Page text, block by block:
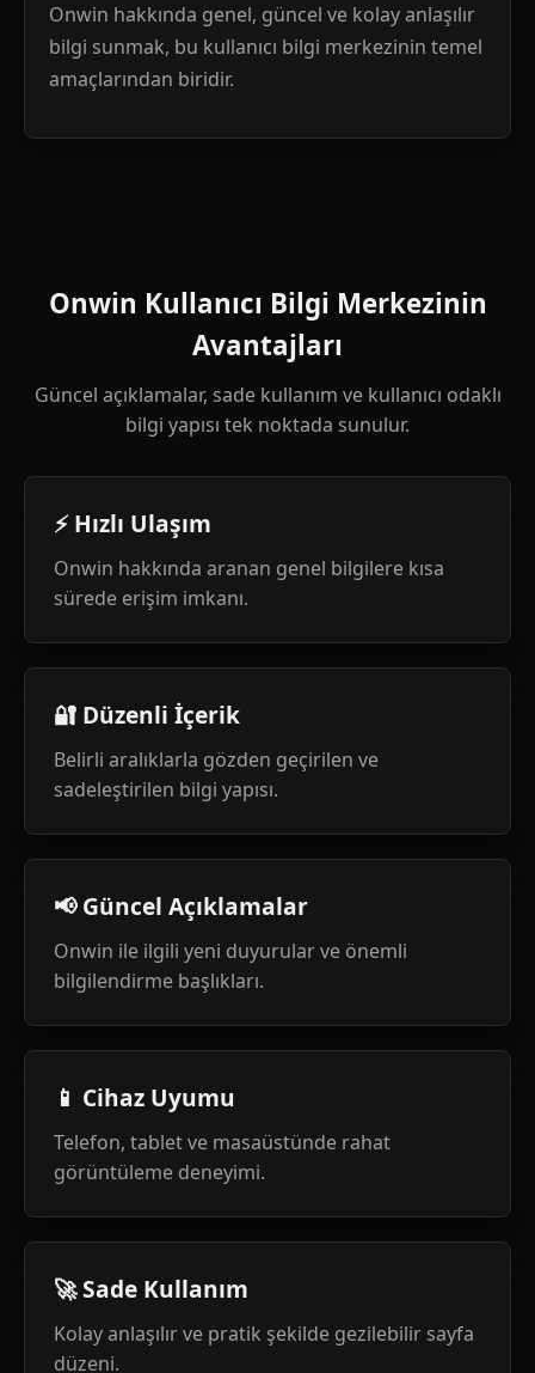
Onwin hakkında genel, güncel ve kolay anlaşılır
bilgi sunmak, bu kullanıcı bilgi merkezinin temel
amaçlarından biridir.
Onwin Kullanıcı Bilgi Merkezinin
Avantajları
Güncel açıklamalar, sade kullanım ve kullanıcı odaklı
bilgi yapısı tek noktada sunulur.
⚡ Hızlı Ulaşım
Onwin hakkında aranan genel bilgilere kısa
sürede erişim imkanı.
🔐 Düzenli İçerik
Belirli aralıklarla gözden geçirilen ve
sadeleştirilen bilgi yapısı.
📢 Güncel Açıklamalar
Onwin ile ilgili yeni duyurular ve önemli
bilgilendirme başlıkları.
📱 Cihaz Uyumu
Telefon, tablet ve masaüstünde rahat
görüntüleme deneyimi.
🚀 Sade Kullanım
Kolay anlaşılır ve pratik şekilde gezilebilir sayfa
düzeni.